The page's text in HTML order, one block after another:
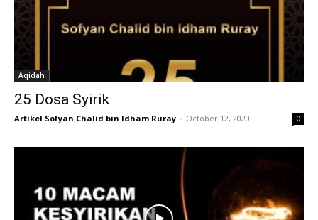
Aqidah
25 Dosa Syirik
Artikel Sofyan Chalid bin Idham Ruray - October 12, 2020 0